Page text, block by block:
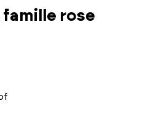
famille rose